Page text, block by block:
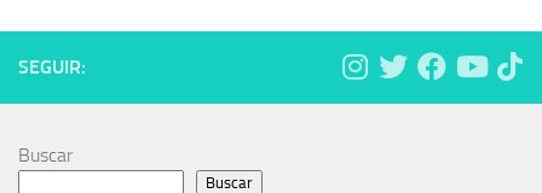
SEGUIR:
Buscar
Buscar